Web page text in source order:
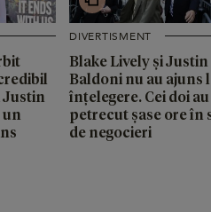
Justin
un
DIVERTISMENT
Blake Lively și Justin
Baldoni nu au ajuns
înțelegere. Cei doi au
petrecut șase ore în
de negocieri